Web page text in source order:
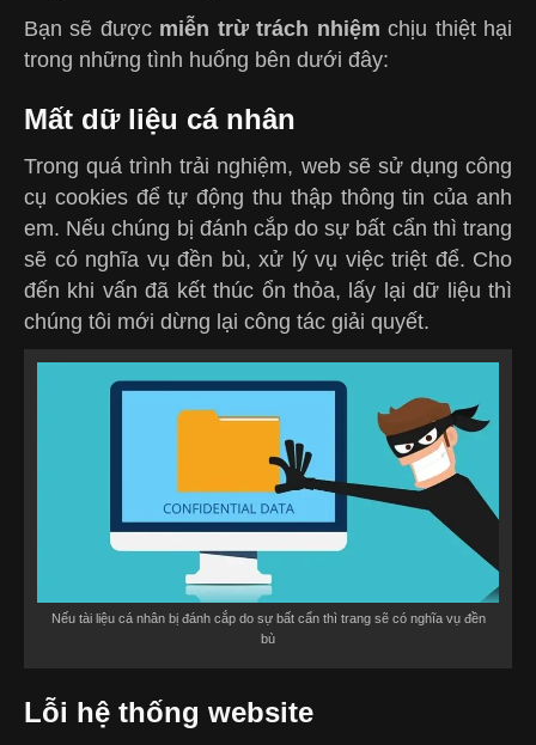
Bạn sẽ được miễn trừ trách nhiệm chịu thiệt hại
trong những tình huống bên dưới đây:
Mất dữ liệu cá nhân
Trong quá trình trải nghiệm, web sẽ sử dụng công
cụ cookies để tự động thu thập thông tin của anh
em. Nếu chúng bị đánh cắp do sự bất cẩn thì trang
sẽ có nghĩa vụ đền bù, xử lý vụ việc triệt để. Cho
đến khi vấn đã kết thúc ổn thỏa, lấy lại dữ liệu thì
chúng tôi mới dừng lại công tác giải quyết.
Nếu tài liệu cá nhân bị đánh cắp do sự bất cẩn thì trang sẽ có nghĩa vụ đền
bù
Lỗi hệ thống website